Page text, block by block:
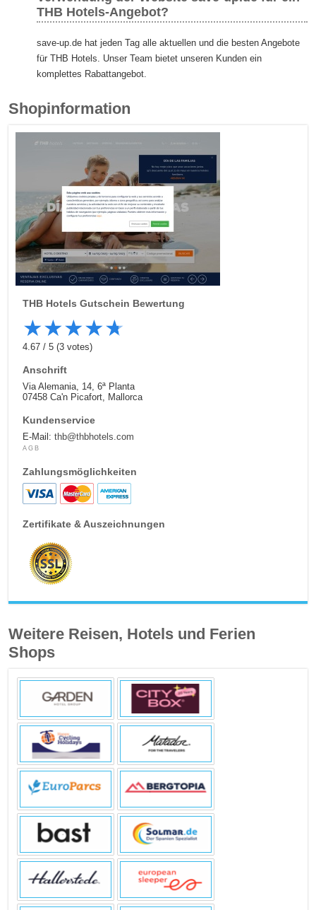
THB Hotels-Angebot?
save-up.de hat jeden Tag alle aktuellen und die besten Angebote
für THB Hotels. Unser Team bietet unseren Kunden ein
komplettes Rabattangebot.
Shopinformation
THB Hotels Gutschein Bewertung
★★★★★
4.67/5 (3 votes)
Anschrift
Via Alemania, 14, 6ª Planta
07458 Ca'n Picafort, Mallorca
Kundenservice
E-Mail:thb@thbhotels.com
AGB
Zahlungsmöglichkeiten
Zertifikate & Auszeichnungen
Weitere Reisen, Hotels und Ferien
Shops